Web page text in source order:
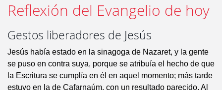
Reflexión del Evangelio de hoy
Gestos liberadores de Jesús
Jesús había estado en la sinagoga de Nazaret, y la gente
se puso en contra suya, porque se atribuía el hecho de que
la Escritura se cumplía en él en aquel momento; más tarde
estuvo en la de Cafarnaúm, con un resultado parecido. Al